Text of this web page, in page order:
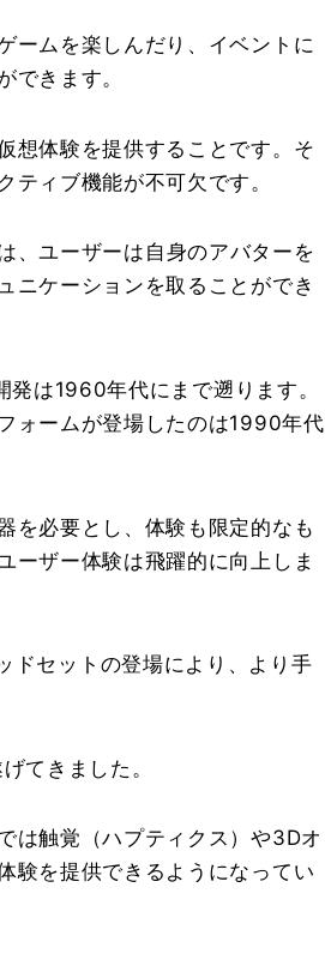
ームを楽しんだり、イベントに
できます。
想体験を提供することです。そ
ィブ機能が不可欠です。
、ユーザーは自身のアバターを
ニケーションを取ることができ
は1960年代にまで遡ります。
ォームが登場したのは1990年代
を必要とし、体験も限定的なも
ーザー体験は飛躍的に向上しま
セットの登場により、より手
てきました。
は触覚（ハプティクス）や3Dオ
験を提供できるようになってい